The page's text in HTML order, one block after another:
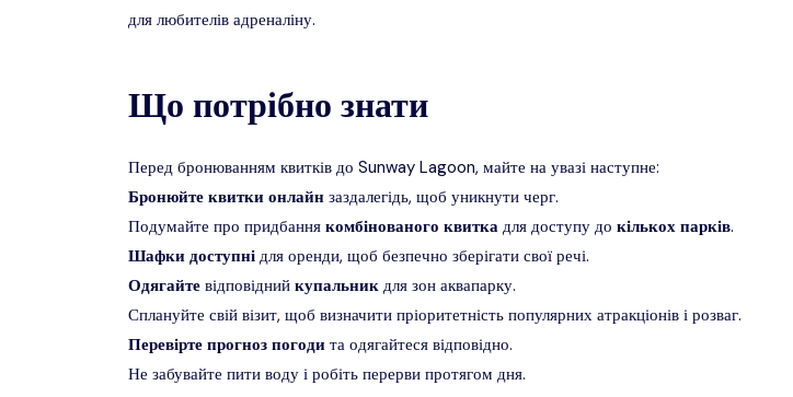
для любителів адреналіну.
Що потрібно знати
Перед бронюванням квитків до Sunway Lagoon, майте на увазі наступне:
Бронюйте квитки онлайн заздалегідь, щоб уникнути черг.
Подумайте про придбання комбінованого квитка для доступу до кількох парків.
Шафки доступні для оренди, щоб безпечно зберігати свої речі.
Одягайте відповідний купальник для зон аквапарку.
Сплануйте свій візит, щоб визначити пріоритетність популярних атракціонів і розваг.
Перевірте прогноз погоди та одягайтеся відповідно.
Не забувайте пити воду і робіть перерви протягом дня.